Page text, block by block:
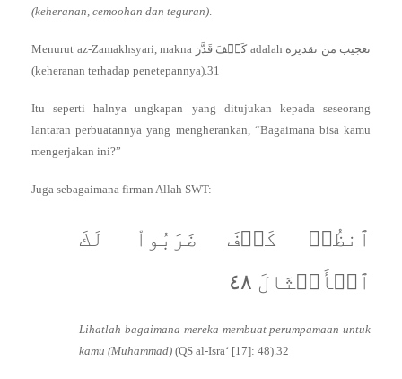
(keheranan, cemoohan dan teguran)
Menurut az-Zamakhsyari, makna كَيۡفَ قَدَّرَ adalah تعجيب من تقديره
(keheranan terhadap penetepannya).31
Itu seperti halnya ungkapan yang ditujukan kepada seseorang
lantaran perbuatannya yang mengherankan, “Bagaimana bisa kamu
mengerjakan ini?”
Juga sebagaimana firman Allah SWT:
ٱنظُرۡ كَيۡفَ ضَرَبُواْ لَكَ
ٱلۡأَمۡثَالَ ٤٨
Lihatlah bagaimana mereka membuat perumpamaan untuk
kamu (Muhammad)(QS al-Isra‘ [17]: 48).32